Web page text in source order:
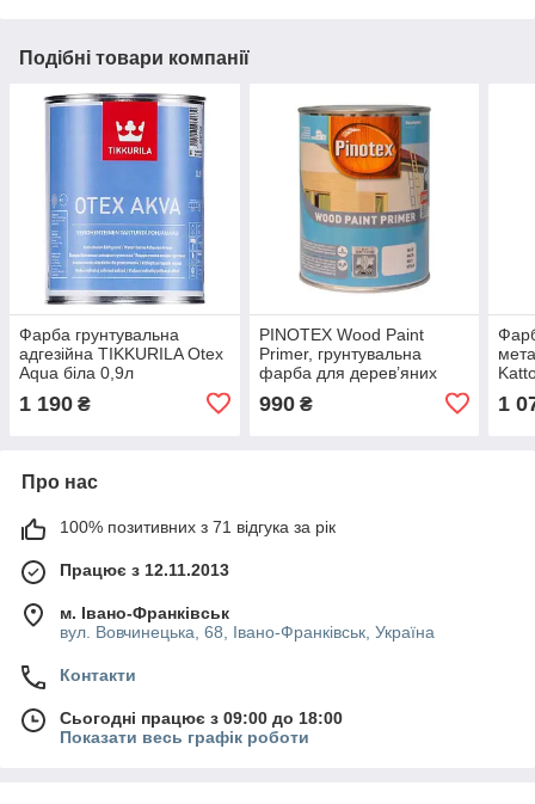
Подібні товари компанії
Фарба грунтувальна
адгезійна TIKKURILA Otex
Aqua біла 0,9л
1 190 ₴
PINOTEX Wood Paint
Primer, грунтувальна
фарба для дерев’яних
фасадів, біла матова, 1л
990₴ 1
Про нас
100% позитивних з 71 відгука за рік
Працює з 12.11.2013
м. Івано-Франківськ
вул. Вовчинецька, 68, Івано-Франківськ, Україна
Контакти
Сьогодні працює з 09:00 до 18:00
Показати весь графік роботи